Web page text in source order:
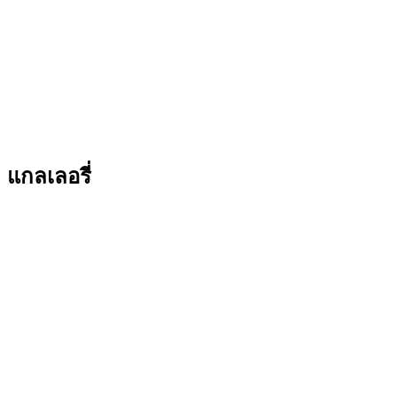
แกลเลอรี่